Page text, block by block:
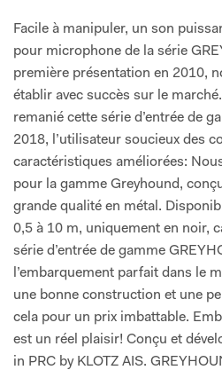
Facile à manipuler, un son
pour microphone de la série
première présentation en 2010,
établir avec succès sur le
remanié cette série d’entrée de
2018, l’utilisateur soucieux des
caractéristiques améliorées:
pour la gamme Greyhound,
grande qualité en métal.
0,5 à 10 m, uniquement en noir,
série d’entrée de gamme
l’embarquement parfait dans le
une bonne construction et une
cela pour un prix imbattable.
est un réel plaisir! Conçu et
in PRC by KLOTZ AIS.